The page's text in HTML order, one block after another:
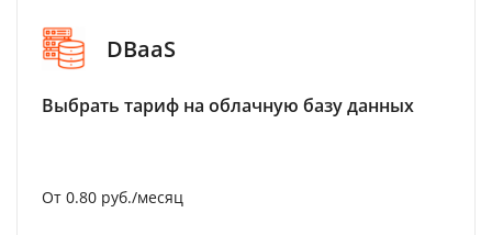
DBaaS
Выбрать тариф на облачную базу данных
От 0.80 руб./месяц